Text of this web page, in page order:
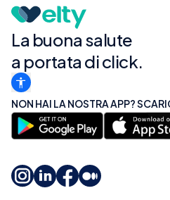
La buona salute
a portata di click.
NON HAI LA NOSTRA APP?